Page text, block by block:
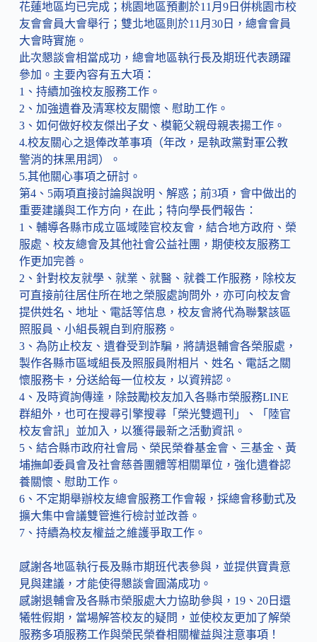
花蓮地區均已完成；桃園地區預劃於11月9日併桃園市校
友會會員大會舉行；雙北地區則於11月30日，總會會員
大會時實施。
此次懇談會相當成功，總會地區執行長及期班代表踴躍
參加。主要內容有五大項：
1、持續加強校友服務工作。
2、加強遺眷及清寒校友關懷、慰助工作。
3、如何做好校友傑出子女、模範父親母親表揚工作。
4.校友關心之退俸改革事項（年改，是執政黨對軍公教
警消的抹黑用詞）。
5.其他關心事項之研討。
第4、5兩項直接討論與說明、解惑；前3項，會中做出的
重要建議與工作方向，在此；特向學長們報告：
1、輔導各縣市成立區域陸官校友會，結合地方政府、榮
服處、校友總會及其他社會公益社團，期使校友服務工
作更加完善。
2、針對校友就學、就業、就醫、就養工作服務，除校友
可直接前往居住所在地之榮服處詢問外，亦可向校友會
提供姓名、地址、電話等信息，校友會將代為聯繫該區
照服員、小組長親自到府服務。
3、為防止校友、遺眷受到詐騙，將請退輔會各榮服處，
製作各縣市區域組長及照服員附相片、姓名、電話之關
懷服務卡，分送給每一位校友，以資辨認。
4、及時資詢傳達，除鼓勵校友加入各縣市榮服務LINE
群組外，也可在搜尋引擎搜尋「榮光雙週刊」、「陸官
校友會訊」並加入，以獲得最新之活動資訊。
5、結合縣市政府社會局、榮民榮眷基金會、三基金、黃
埔撫卹委員會及社會慈善團體等相關單位，強化遺眷認
養關懷、慰助工作。
6、不定期舉辦校友總會服務工作會報，採總會移動式及
擴大集中會議雙管進行檢討並改善。
7、持續為校友權益之維護爭取工作。
感謝各地區執行長及縣市期班代表參與，並提供寶貴意
見與建議，才能使得懇談會圓滿成功。
感謝退輔會及各縣市榮服處大力協助參與，19、20日還
犧牲假期，當場解答校友的疑問，並使校友更加了解榮
服務多項服務工作與榮民榮眷相關權益與注意事項！